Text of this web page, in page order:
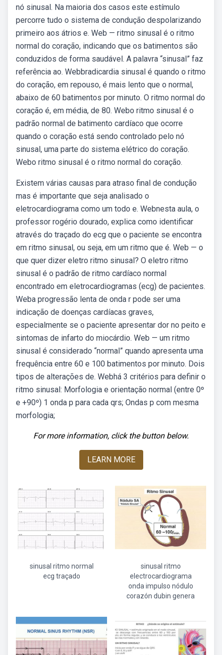
nó sinusal. Na maioria dos casos este estímulo
percorre tudo o sistema de condução despolarizando
primeiro aos átrios e. Web — ritmo sinusal é o ritmo
normal do coração, indicando que os batimentos são
conduzidos de forma saudável. A palavra “sinusal” faz
referência ao. Webbradicardia sinusal é quando o ritmo
do coração, em repouso, é mais lento que o normal,
abaixo de 60 batimentos por minuto. O ritmo normal do
coração é, em média, de 80. Webo ritmo sinusal é o
padrão normal de batimento cardíaco que ocorre
quando o coração está sendo controlado pelo nó
sinusal, uma parte do sistema elétrico do coração.
Webo ritmo sinusal é o ritmo normal do coração.
Existem várias causas para atraso final de condução
mas é importante que seja analisado o
eletrocardiograma como um todo e. Webnesta aula, o
professor rogério dourado, explica como identificar
através do traçado do ecg que o paciente se encontra
em ritmo sinusal, ou seja, em um ritmo que é. Web — o
que quer dizer eletro ritmo sinusal? O eletro ritmo
sinusal é o padrão de ritmo cardíaco normal
encontrado em eletrocardiogramas (ecg) de pacientes.
Weba progressão lenta de onda r pode ser uma
indicação de doenças cardíacas graves,
especialmente se o paciente apresentar dor no peito e
sintomas de infarto do miocárdio. Web — um ritmo
sinusal é considerado “normal” quando apresenta uma
frequência entre 60 e 100 batimentos por minuto. Dois
tipos de alterações de. Webhá 3 critérios para definir o
ritmo sinusal: Morfologia e orientação normal (entre 0º
e +90º) 1 onda p para cada qrs; Ondas p com mesma
morfologia;
For more information, click the button below.
LEARN MORE
sinusal ritmo normal
ecg traçado
sinusal ritmo
electrocardiograma
onda impulso nódulo
corazón dubin genera